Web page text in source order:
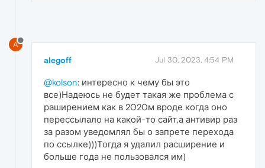
A
alegoff Jul 30, 2023, 4:54 PM
@kolson: интересно к чему бы это
все)Надеюсь не будет такая же проблема с
раширением как в 2020м вроде когда оно
перессылало на какой-то сайт,а антивир раз
за разом уведомлял бы о запрете перехода
по ссылке)))Тогда я удалил расширение и
больше года не пользовался им)